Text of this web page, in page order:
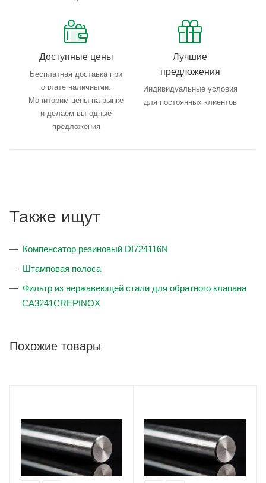
Доступные цены
Бесплатная доставка при
оплате наличными.
Мониторим цены на рынке
и делаем выгодные
предложения
Лучшие
предложения
Индивидуальные условия
для постоянных клиентов
Также ищут
Компенсатор резиновый DI724116N
Штамповая полоса
Фильтр из нержавеющей стали для обратного клапана
CA3241CREPINOX
Похожие товары